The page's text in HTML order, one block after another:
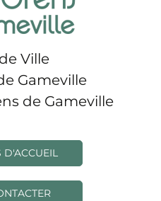
Ville
Gameville
de Gameville
D'ACCUEIL